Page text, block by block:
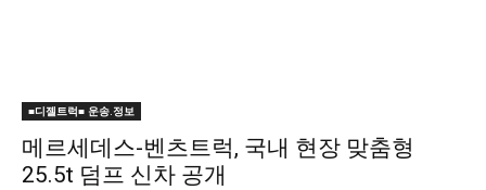
■디젤트럭■ 운송.정보
메르세데스-벤츠트럭, 국내 현장 맞춤형
25.5t 덤프 신차 공개